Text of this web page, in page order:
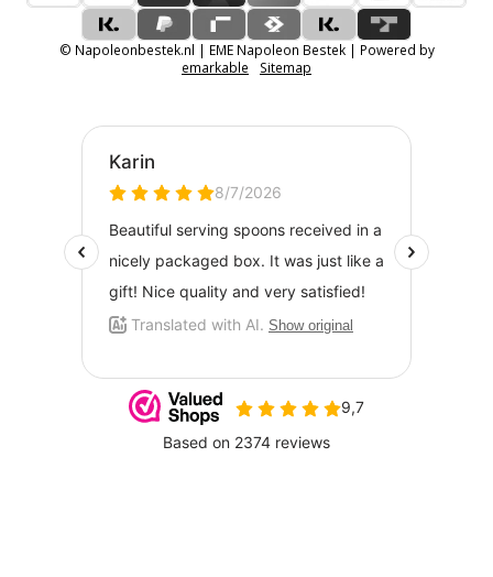
© Napoleonbestek.nl | EME Napoleon Bestek | Powered by
emarkable
Sitemap